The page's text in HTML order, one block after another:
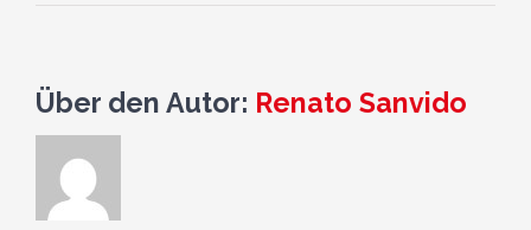
Über den Autor: Renato Sanvido